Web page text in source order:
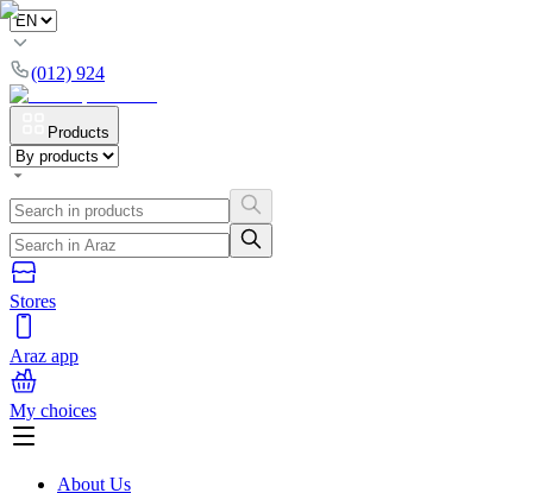
(012) 924
Products
Stores
Araz app
My choices
About Us